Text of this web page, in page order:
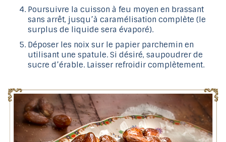
Poursuivre la cuisson à feu moyen en brassant
sans arrêt, jusqu’à caramélisation complète (le
surplus de liquide sera évaporé).
Déposer les noix sur le papier parchemin en
utilisant une spatule. Si désiré, saupoudrer de
sucre d’érable. Laisser refroidir complètement.